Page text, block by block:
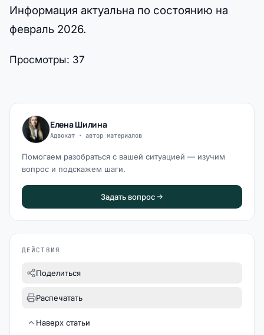
Информация актуальна по состоянию на
февраль 2026.
Просмотры: 37
Елена Шилина
Адвокат · автор материалов
Помогаем разобраться с вашей ситуацией — изучим
вопрос и подскажем шаги.
Задать вопрос
ДЕЙСТВИЯ
Поделиться
Распечатать
Наверх статьи